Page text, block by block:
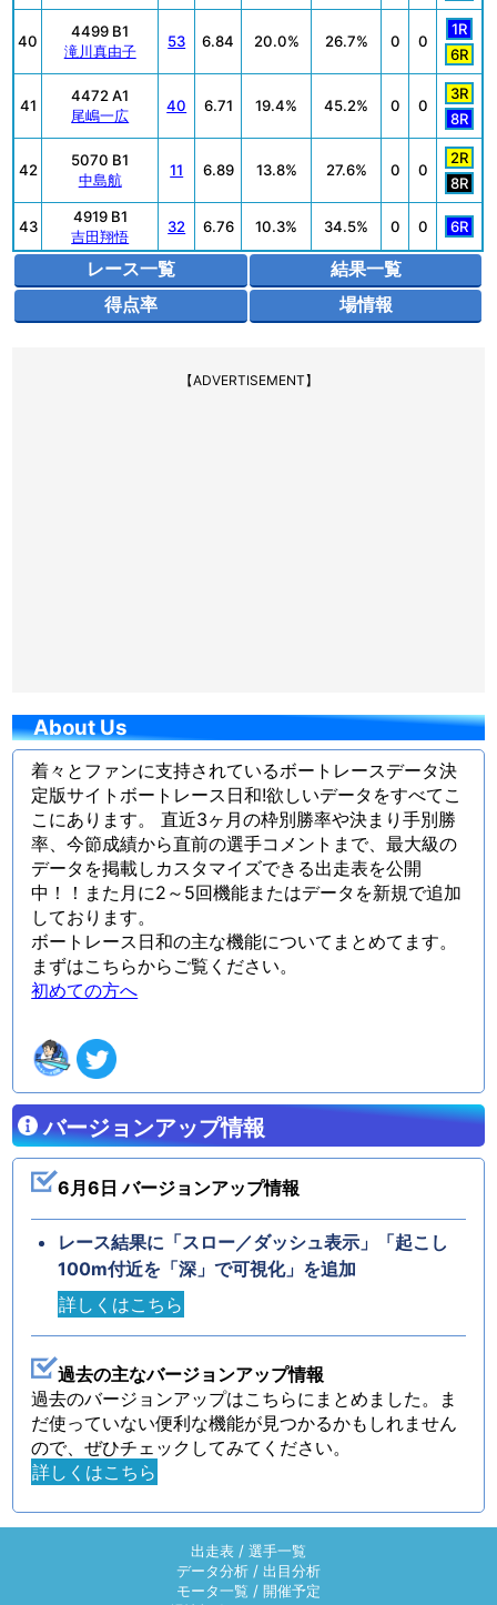
40
4499 B1
滝川真由子
53 6.84 20.0% 26.7% 0 0
1R
6R
41
4472 A1
尾嶋一広
40 6.71 19.4% 45.2% 0 0
3R
8R
42
5070 B1
中島航
11 6.89 13.8% 27.6% 0 0
2R
8R
43
4919 B1
吉田翔悟
32 6.76 10.3% 34.5% 0 0 6R
レース一覧
結果一覧
得点率
場情報
【ADVERTISEMENT】
About Us
着々とファンに支持されているボートレースデータ決
定版サイトボートレース日和!欲しいデータをすべてこ
こにあります。 直近3ヶ月の枠別勝率や決まり手別勝
率、今節成績から直前の選手コメントまで、最大級の
データを掲載しカスタマイズできる出走表を公開
中！！また月に2～5回機能またはデータを新規で追加
しております。
ボートレース日和の主な機能についてまとめてます。
まずはこちらからご覧ください。
初めての方へ
バージョンアップ情報
6月6日 バージョンアップ情報
レース結果に「スロー／ダッシュ表示」「起こし
100m付近を「深」で可視化」を追加
詳しくはこちら
過去の主なバージョンアップ情報
過去のバージョンアップはこちらにまとめました。ま
だ使っていない便利な機能が見つかるかもしれません
ので、ぜひチェックしてみてください。
詳しくはこちら
出走表 / 選手一覧
データ分析 / 出目分析
モータ一覧 / 開催予定